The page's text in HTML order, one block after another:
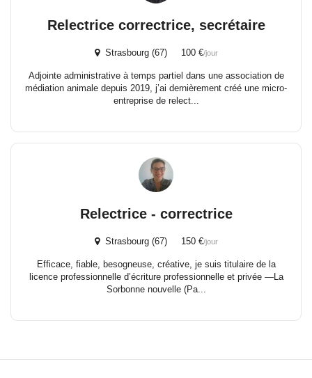
Relectrice correctrice, secrétaire
Strasbourg (67) 100 €/jour
Adjointe administrative à temps partiel dans une association de
médiation animale depuis 2019, j’ai dernièrement créé une micro-
entreprise de relect...
Relectrice - correctrice
Strasbourg (67) 150 €/jour
Efficace, fiable, besogneuse, créative, je suis titulaire de la
licence professionnelle d’écriture professionnelle et privée —La
Sorbonne nouvelle (Pa...